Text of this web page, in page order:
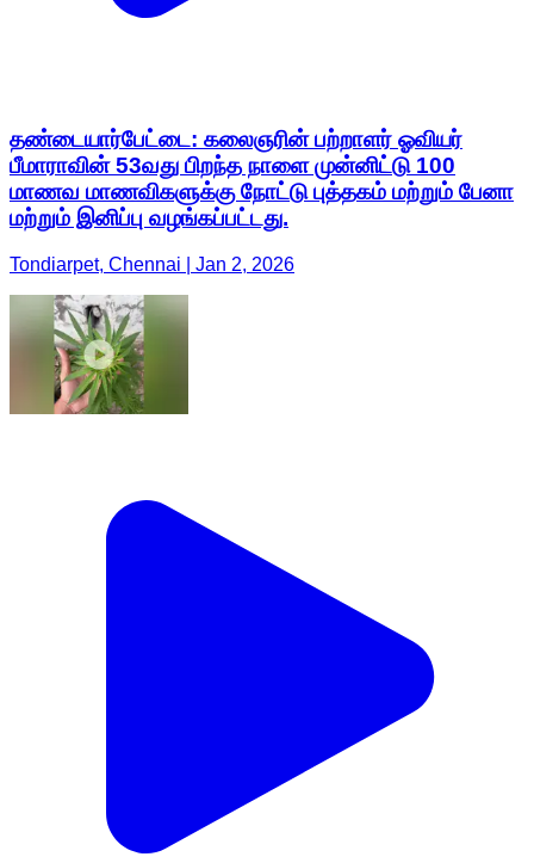
தண்டையார்பேட்டை: கலைஞரின் பற்றாளர் ஓவியர்
பீமாராவின் 53வது பிறந்த நாளை முன்னிட்டு 100
மாணவ மாணவிகளுக்கு நோட்டு புத்தகம் மற்றும் பேனா
மற்றும் இனிப்பு வழங்கப்பட்டது.
Tondiarpet, Chennai | Jan 2, 2026